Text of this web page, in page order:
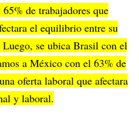
de trabajadores que
el equilibrio entre su
se ubica Brasil con el
a México con el 63% de
oferta laboral que afectara
y laboral.